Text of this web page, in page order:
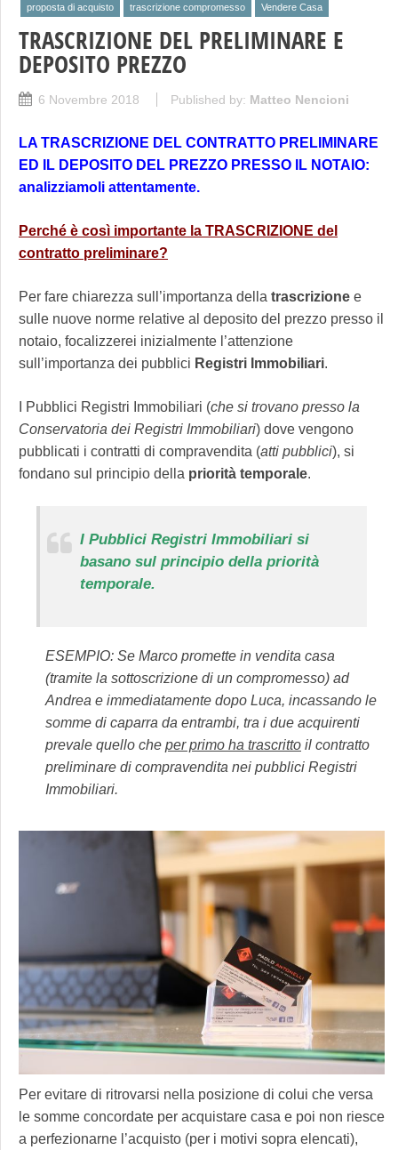
proposta di acquisto trascrizione compromesso Vendere Casa
TRASCRIZIONE DEL PRELIMINARE E
DEPOSITO PREZZO
6 Novembre 2018 Published by: Matteo Nencioni
LA TRASCRIZIONE DEL CONTRATTO PRELIMINARE
ED IL DEPOSITO DEL PREZZO PRESSO IL NOTAIO:
analizziamoli attentamente.
Perché è così importante la TRASCRIZIONE del
contratto preliminare?
Per fare chiarezza sull’importanza della trascrizione e
sulle nuove norme relative al deposito del prezzo presso il
notaio, focalizzerei inizialmente l’attenzione
sull’importanza dei pubblici Registri Immobiliari.
I Pubblici Registri Immobiliari (che si trovano presso la
Conservatoria dei Registri Immobiliari) dove vengono
pubblicati i contratti di compravendita (atti pubblici), si
fondano sul principio della priorità temporale.
I Pubblici Registri Immobiliari si
basano sul principio della priorità
temporale.
ESEMPIO: Se Marco promette in vendita casa
(tramite la sottoscrizione di un compromesso) ad
Andrea e immediatamente dopo Luca, incassando le
somme di caparra da entrambi, tra i due acquirenti
prevale quello che per primo ha trascritto il contratto
preliminare di compravendita nei pubblici Registri
Immobiliari.
Per evitare di ritrovarsi nella posizione di colui che versa
le somme concordate per acquistare casa e poi non riesce
a perfezionarne l’acquisto (per i motivi sopra elencati),